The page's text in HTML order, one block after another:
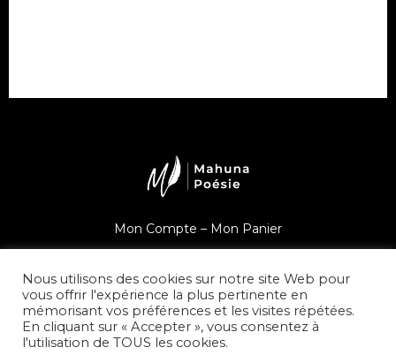
Mon Compte – Mon Panier
© Mahuna Poésie
Nous utilisons des cookies sur notre site Web pour
vous offrir l'expérience la plus pertinente en
mémorisant vos préférences et les visites répétées.
En cliquant sur « Accepter », vous consentez à
l'utilisation de TOUS les cookies.